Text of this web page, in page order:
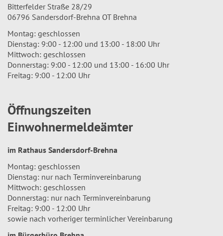
Bitterfelder Straße 28/29
06796 Sandersdorf-Brehna OT Brehna
Montag: geschlossen
Dienstag: 9:00 - 12:00 und 13:00 - 18:00 Uhr
Mittwoch: geschlossen
Donnerstag: 9:00 - 12:00 und 13:00 - 16:00 Uhr
Freitag: 9:00 - 12:00 Uhr
Öffnungszeiten
Einwohnermeldeämter
im Rathaus Sandersdorf-Brehna
Montag: geschlossen
Dienstag: nur nach Terminvereinbarung
Mittwoch: geschlossen
Donnerstag: nur nach Terminvereinbarung
Freitag: 9:00 - 12:00 Uhr
sowie nach vorheriger terminlicher Vereinbarung